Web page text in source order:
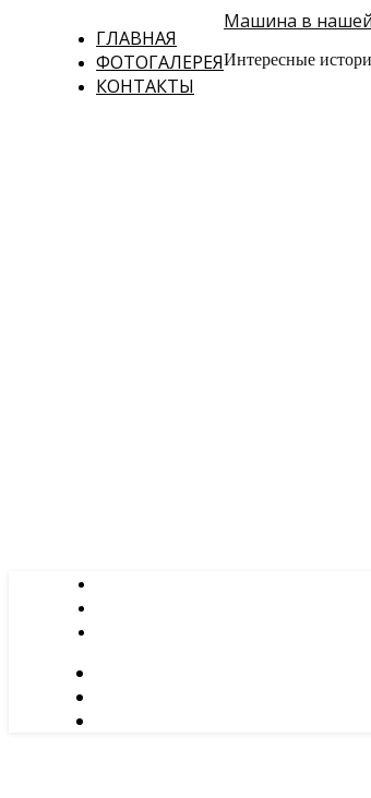
ГЛАВНАЯ
ФОТОГАЛЕРЕЯ
КОНТАКТЫ
Машина в нашей
Интересные